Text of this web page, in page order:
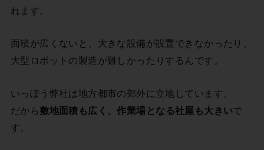
れます。
面積が広くないと、大きな設備が設置できなかったり、
大型ロボットの製造が難しかったりするんです。
いっぽう弊社は地方都市の郊外に立地しています。
だから 敷地面積も広く、作業場となる社屋も大きいで
す。